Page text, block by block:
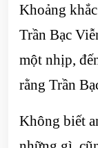
Khoảng
Trần Bạc
một nhịp,
rằng Trần
Không biết